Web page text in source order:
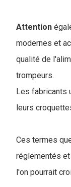
Attention
modernes et
qualité de
trompeurs.
Les fabricants
leurs
Ces termes
réglementés
l'on pourrait